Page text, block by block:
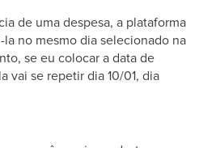
de uma despesa, a plataforma
no mesmo dia selecionado na
se eu colocar a data de
vai se repetir dia 10/01, dia